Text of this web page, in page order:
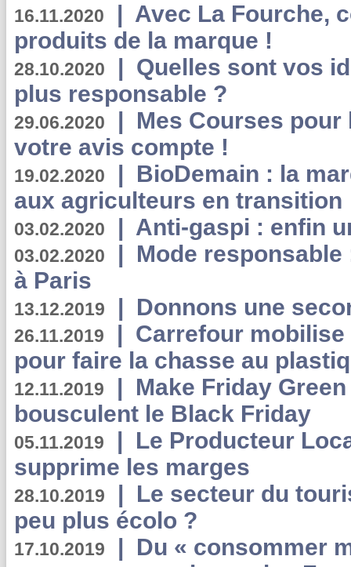
16.11.2020 | Avec La Fourche,
produits de la marque !
28.10.2020 | Quelles sont vos
plus responsable ?
29.06.2020 | Mes Courses pour
votre avis compte !
19.02.2020 | BioDemain : la
aux agriculteurs en transition
03.02.2020 | Anti-gaspi : enfin
03.02.2020 | Mode
à Paris
13.12.2019 | Donnons une
26.11.2019 | Carrefour
pour faire la chasse au
12.11.2019 | Make Friday
bousculent le Black Friday
05.11.2019 | Le Producteur
supprime les marges
28.10.2019 | Le secteur du
peu plus écolo ?
17.10.2019 | Du « consommer